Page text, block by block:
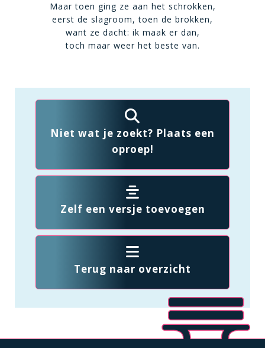
Maar toen ging ze aan het schrokken,
eerst de slagroom, toen de brokken,
want ze dacht: ik maak er dan,
toch maar weer het beste van.
Niet wat je zoekt? Plaats een
oproep!
Zelf een versje toevoegen
Terug naar overzicht